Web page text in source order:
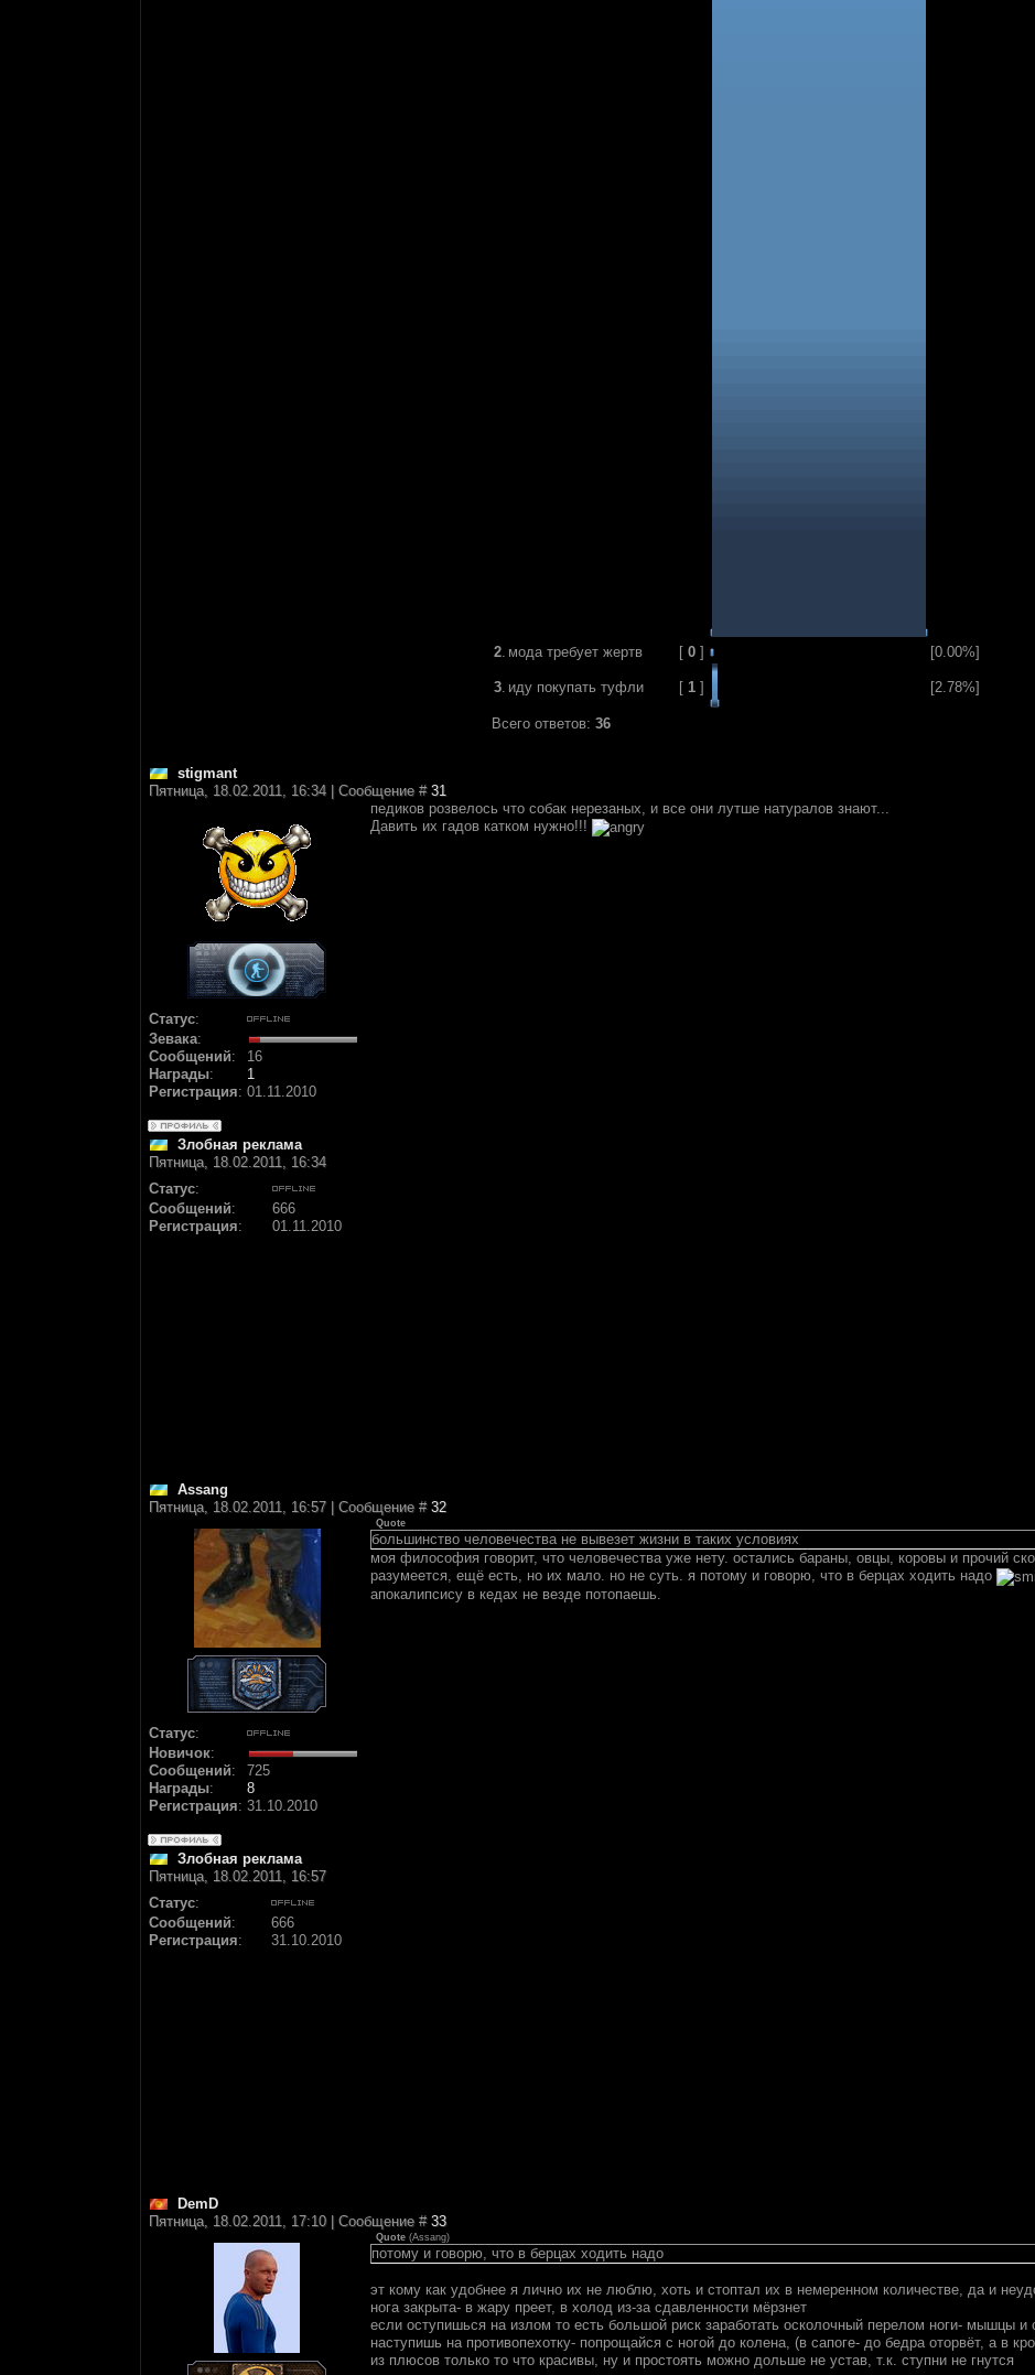
2. мода требует жертв [ 0] [0.00%]
3. иду покупать туфли [ 1] [2.78%]
Всего ответов: 36
stigmant
Пятница, 18.02.2011, 16:34 | Сообщение # 31
Статус:
Зевака:
Сообщений:
16
Награды:
1
Регистрация: 01.11.2010
педиков розвелось что собак нерезаных, и все они лутше натуралов знают...
Давить их гадов катком нужно!!!
Злобная реклама
Пятница, 18.02.2011, 16:34
Статус:
Сообщений:
666
Регистрация: 01.11.2010
Assang
Пятница, 18.02.2011, 16:57 | Сообщение # 32
Статус:
Новичок:
Сообщений:
725
Награды:
8
Регистрация: 31.10.2010
Quote
большинство человечества не вывезет жизни в таких условиях
моя философия говорит, что человечества уже нету. остались бараны, овцы, коровы и прочий
разумеется, ещё есть, но их мало. но не суть. я потому и говорю, что в берцах ходить надо
апокалипсису в кедах не везде потопаешь.
Злобная реклама
Пятница, 18.02.2011, 16:57
Статус:
Сообщений:
666
Регистрация: 31.10.2010
DemD
Пятница, 18.02.2011, 17:10 | Сообщение # 33
Quote (Assang)
потому и говорю, что в берцах ходить надо
эт кому как удобнее я лично их не люблю, хоть и стоптал их в немеренном количестве, да и
нога закрыта- в жару преет, в холод из-за сдавленности мёрзнет
если оступишься на излом то есть большой риск заработать осколочный перелом ноги- мышцы
наступишь на противопехотку- попрощайся с ногой до колена, (в сапоге- до бедра оторвёт, а в
из плюсов только то что красивы, ну и простоять можно дольше не устав, т.к. ступни не гнутся